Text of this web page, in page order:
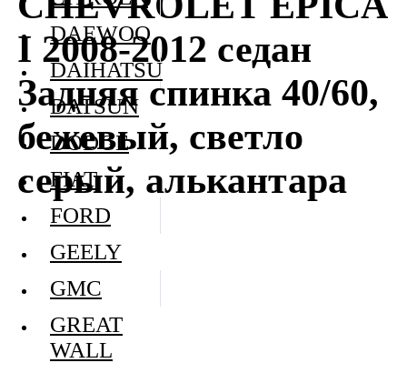
I 2008-2012 седан
Задняя спинка 40/60,
бежевый, светло
серый, алькантара
DAEWOO
DAIHATSU
DATSUN
DODGE
FIAT
FORD
GEELY
GMC
GREAT
WALL